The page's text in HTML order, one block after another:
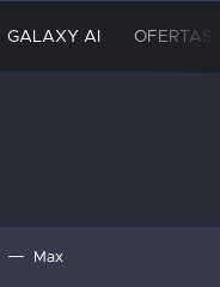
GALAXY AI OFERTAS
Max